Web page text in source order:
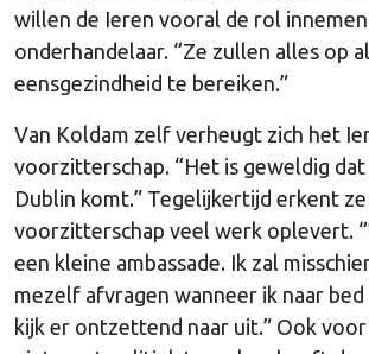
willen de Ieren vooral de rol
onderhandelaar. “Ze zullen alles op
eensgezindheid te bereiken.”
Van Koldam zelf verheugt zich het
voorzitterschap. “Het is geweldig dat
Dublin komt.” Tegelijkertijd erkent
voorzitterschap veel werk oplevert.
een kleine ambassade. Ik zal
mezelf afvragen wanneer ik naar bed
kijk er ontzettend naar uit.” Ook